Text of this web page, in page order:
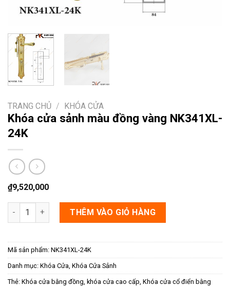
TRANG CHỦ / KHÓA CỬA
Khóa cửa sảnh màu đồng vàng NK341XL-
24K
₫9,520,000
Khóa cửa sảnh màu đồng vàng NK341XL-24K số lượng
THÊM VÀO GIỎ HÀNG
Mã sản phẩm: NK341XL-24K
Danh mục: Khóa Cửa Khóa Cửa Sảnh
Thẻ: Khóa cửa bằng đồng khóa cửa cao cấp Khóa cửa cổ điển bằng